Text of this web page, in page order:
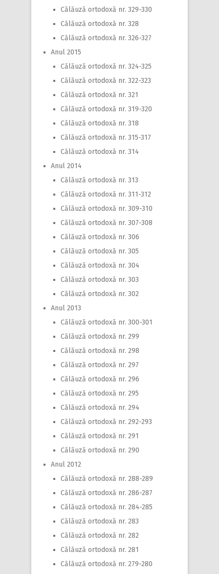
Călăuză ortodoxă nr. 329-330
Călăuză ortodoxă nr. 328
Călăuză ortodoxă nr. 326-327
Anul 2015
Călăuză ortodoxă nr. 324-325
Călăuză ortodoxă nr. 322-323
Călăuză ortodoxă nr. 321
Călăuză ortodoxă nr. 319-320
Călăuză ortodoxă nr. 318
Călăuză ortodoxă nr. 315-317
Călăuză ortodoxă nr. 314
Anul 2014
Călăuză ortodoxă nr. 313
Călăuză ortodoxă nr. 311-312
Călăuză ortodoxă nr. 309-310
Călăuză ortodoxă nr. 307-308
Călăuză ortodoxă nr. 306
Călăuză ortodoxă nr. 305
Călăuză ortodoxă nr. 304
Călăuză ortodoxă nr. 303
Călăuză ortodoxă nr. 302
Anul 2013
Călăuză ortodoxă nr. 300-301
Călăuză ortodoxă nr. 299
Călăuză ortodoxă nr. 298
Călăuză ortodoxă nr. 297
Călăuză ortodoxă nr. 296
Călăuză ortodoxă nr. 295
Călăuză ortodoxă nr. 294
Călăuză ortodoxă nr. 292-293
Călăuză ortodoxă nr. 291
Călăuză ortodoxă nr. 290
Anul 2012
Călăuză ortodoxă nr. 288-289
Călăuză ortodoxă nr. 286-287
Călăuză ortodoxă nr. 284-285
Călăuză ortodoxă nr. 283
Călăuză ortodoxă nr. 282
Călăuză ortodoxă nr. 281
Călăuză ortodoxă nr. 279-280